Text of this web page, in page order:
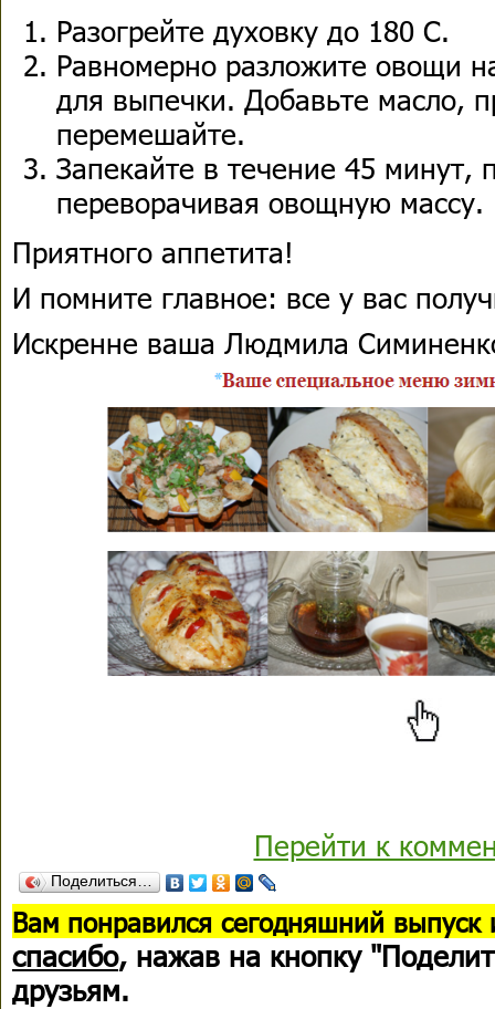
Разогрейте духовку до 180 С.
Равномерно разложите овощи
для выпечки. Добавьте масло,
перемешайте.
Запекайте в течение 45 минут,
переворачивая овощную массу.
Приятного аппетита!
И помните главное: все у вас
Искренне ваша Людмила
Перейти к
Поделиться…
Вам понравился сегодняшний выпуск
спасибо, нажав на кнопку
друзьям.